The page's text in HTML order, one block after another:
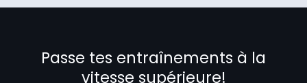
Passe tes entraînements à la
vitesse supérieure!